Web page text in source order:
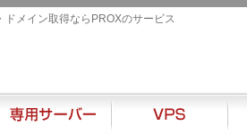
ドメイン取得ならPROXのサービス